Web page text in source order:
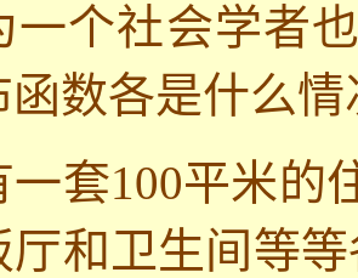
一个社会学者
函数各是什么情
一套100平米的
厅和卫生间等